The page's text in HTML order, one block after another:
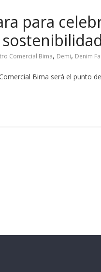
para
Comercial Bima, Demi, Denim
Bima será el punto